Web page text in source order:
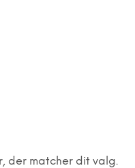
der matcher dit valg.